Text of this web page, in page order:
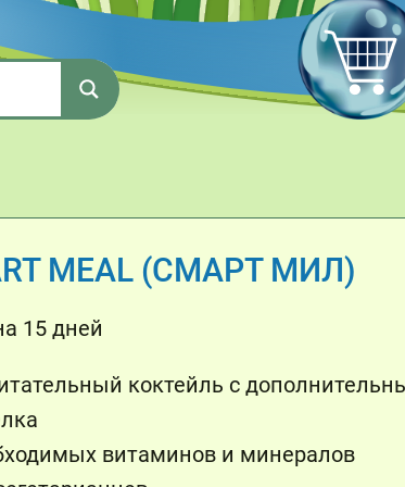
MEAL (СМАРТ МИЛ)
15 дней
коктейль с
витаминов и минералов